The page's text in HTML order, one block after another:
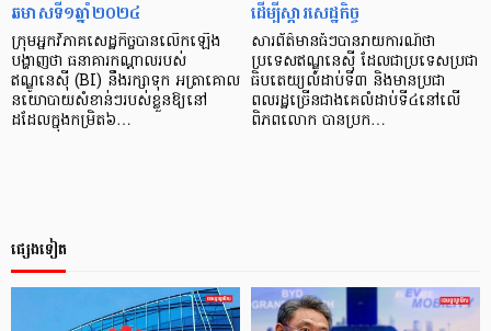
ឆមាសទី១ឆ្នាំ២០២៤
ក្រុមអ្នកវិភាគសេដ្ឋកិច្ចបានលើកឡើង
បង្ហាញថា ធនាគារកណ្ដាលរបស់
ឥណ្ឌូនេស៊ី (BI) នឹងរក្សាទុក អត្រាគោល
នយោបាយសំខាន់ៗរបស់ខ្លួនឱ្យនៅ
ដដែលក្នុងកម្រិត៦…
ដើម្បីស្ដារសេដ្ឋកិច្ច
សារព័ត៌មានធំៗបានរាយការណ៍ថា
ប្រទេសឥណ្ឌូនេស៊ី ដែលជាប្រទេសប្រជា
ធិបតេយ្យលំដាប់ទី៣ និងមានប្រជា
ពលរដ្ឋច្រើនជាងគេលំដាប់ទី៤នៅលើ
ពិភពលោក បានប្រក…
ផ្សេងទៀត